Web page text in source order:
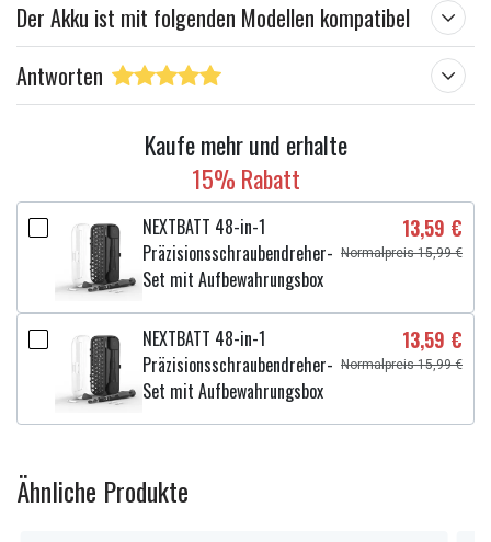
Der Akku ist mit folgenden Modellen kompatibel
Antworten
Kaufe mehr und erhalte
15% Rabatt
NEXTBATT 48-in-1
Präzisionsschraubendreher-
Set mit Aufbewahrungsbox
13,59 €
Normalpreis 15,99 €
NEXTBATT 48-in-1
Präzisionsschraubendreher-
Set mit Aufbewahrungsbox
13,59 €
Normalpreis 15,99 €
Ähnliche Produkte